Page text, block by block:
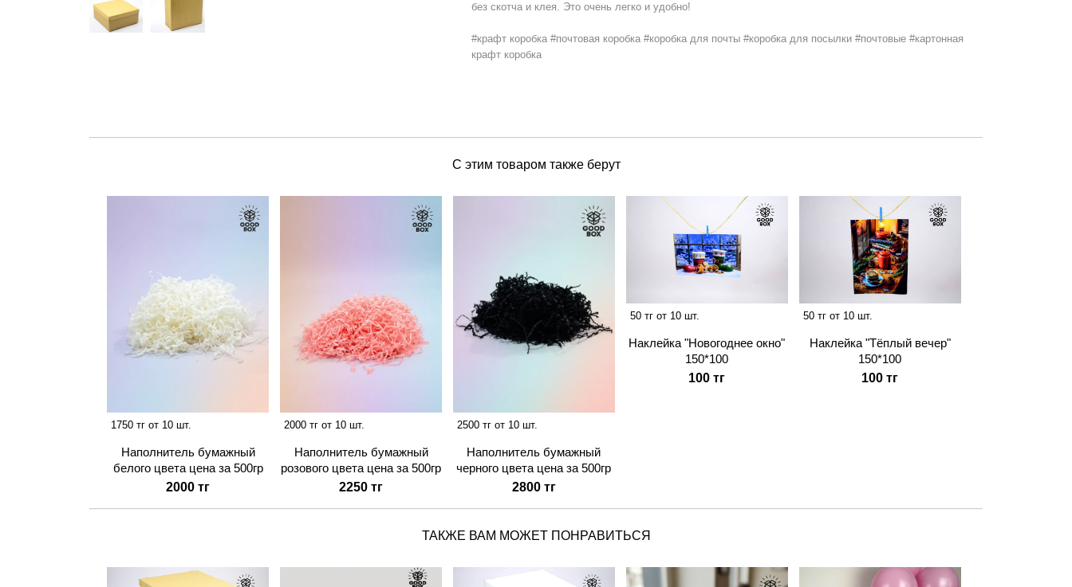
без скотча и клея. Это очень легко и удобно!
#крафт коробка #почтовая коробка #коробка для почты #коробка для посылки #почтовые #картонная
крафт коробка
С этим товаром также берут
1750 тг от 10 шт.
Наполнитель бумажный
белого цвета цена за 500гр
2000 тг
2000 тг от 10 шт.
Наполнитель бумажный
розового цвета цена за 500гр
2250 тг
2500 тг от 10 шт.
Наполнитель бумажный
черного цвета цена за 500гр
2800 тг
50 тг от 10 шт.
Наклейка "Новогоднее окно"
150*100
100 тг
50 тг от 10 шт.
Наклейка "Тёплый вечер"
150*100
100 тг
ТАКЖЕ ВАМ МОЖЕТ ПОНРАВИТЬСЯ